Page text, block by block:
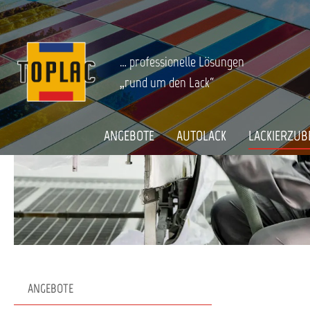
Zur Hauptnavigation springen
… professionelle Lösungen
„rund um den Lack“
ANGEBOTE AUTOLACK
Startseite LACKIERZUBEHÖR Arbeitsschutz Atemschutz
ANGEBOTE